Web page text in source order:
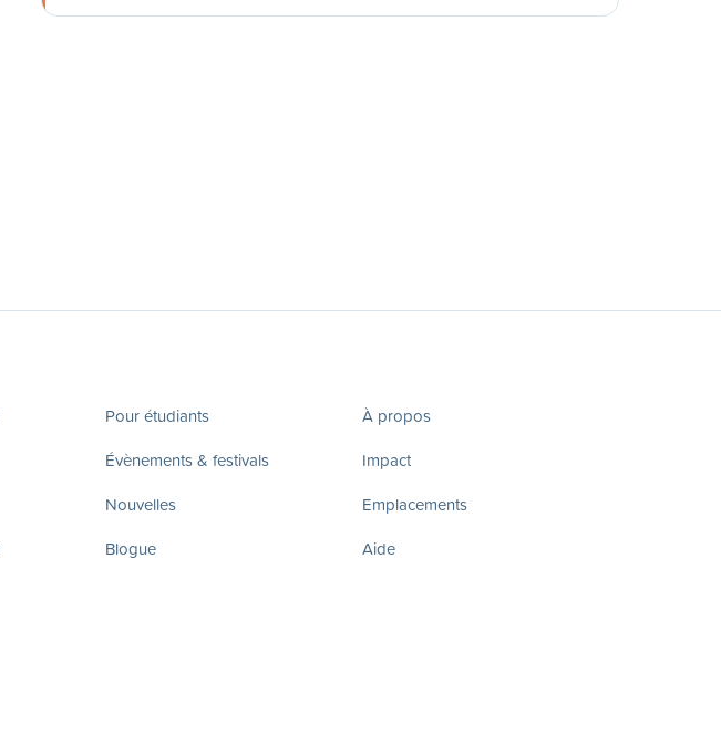
Pour étudiants
Évènements & festivals
Nouvelles
Blogue
À propos
Impact
Emplacements
Aide